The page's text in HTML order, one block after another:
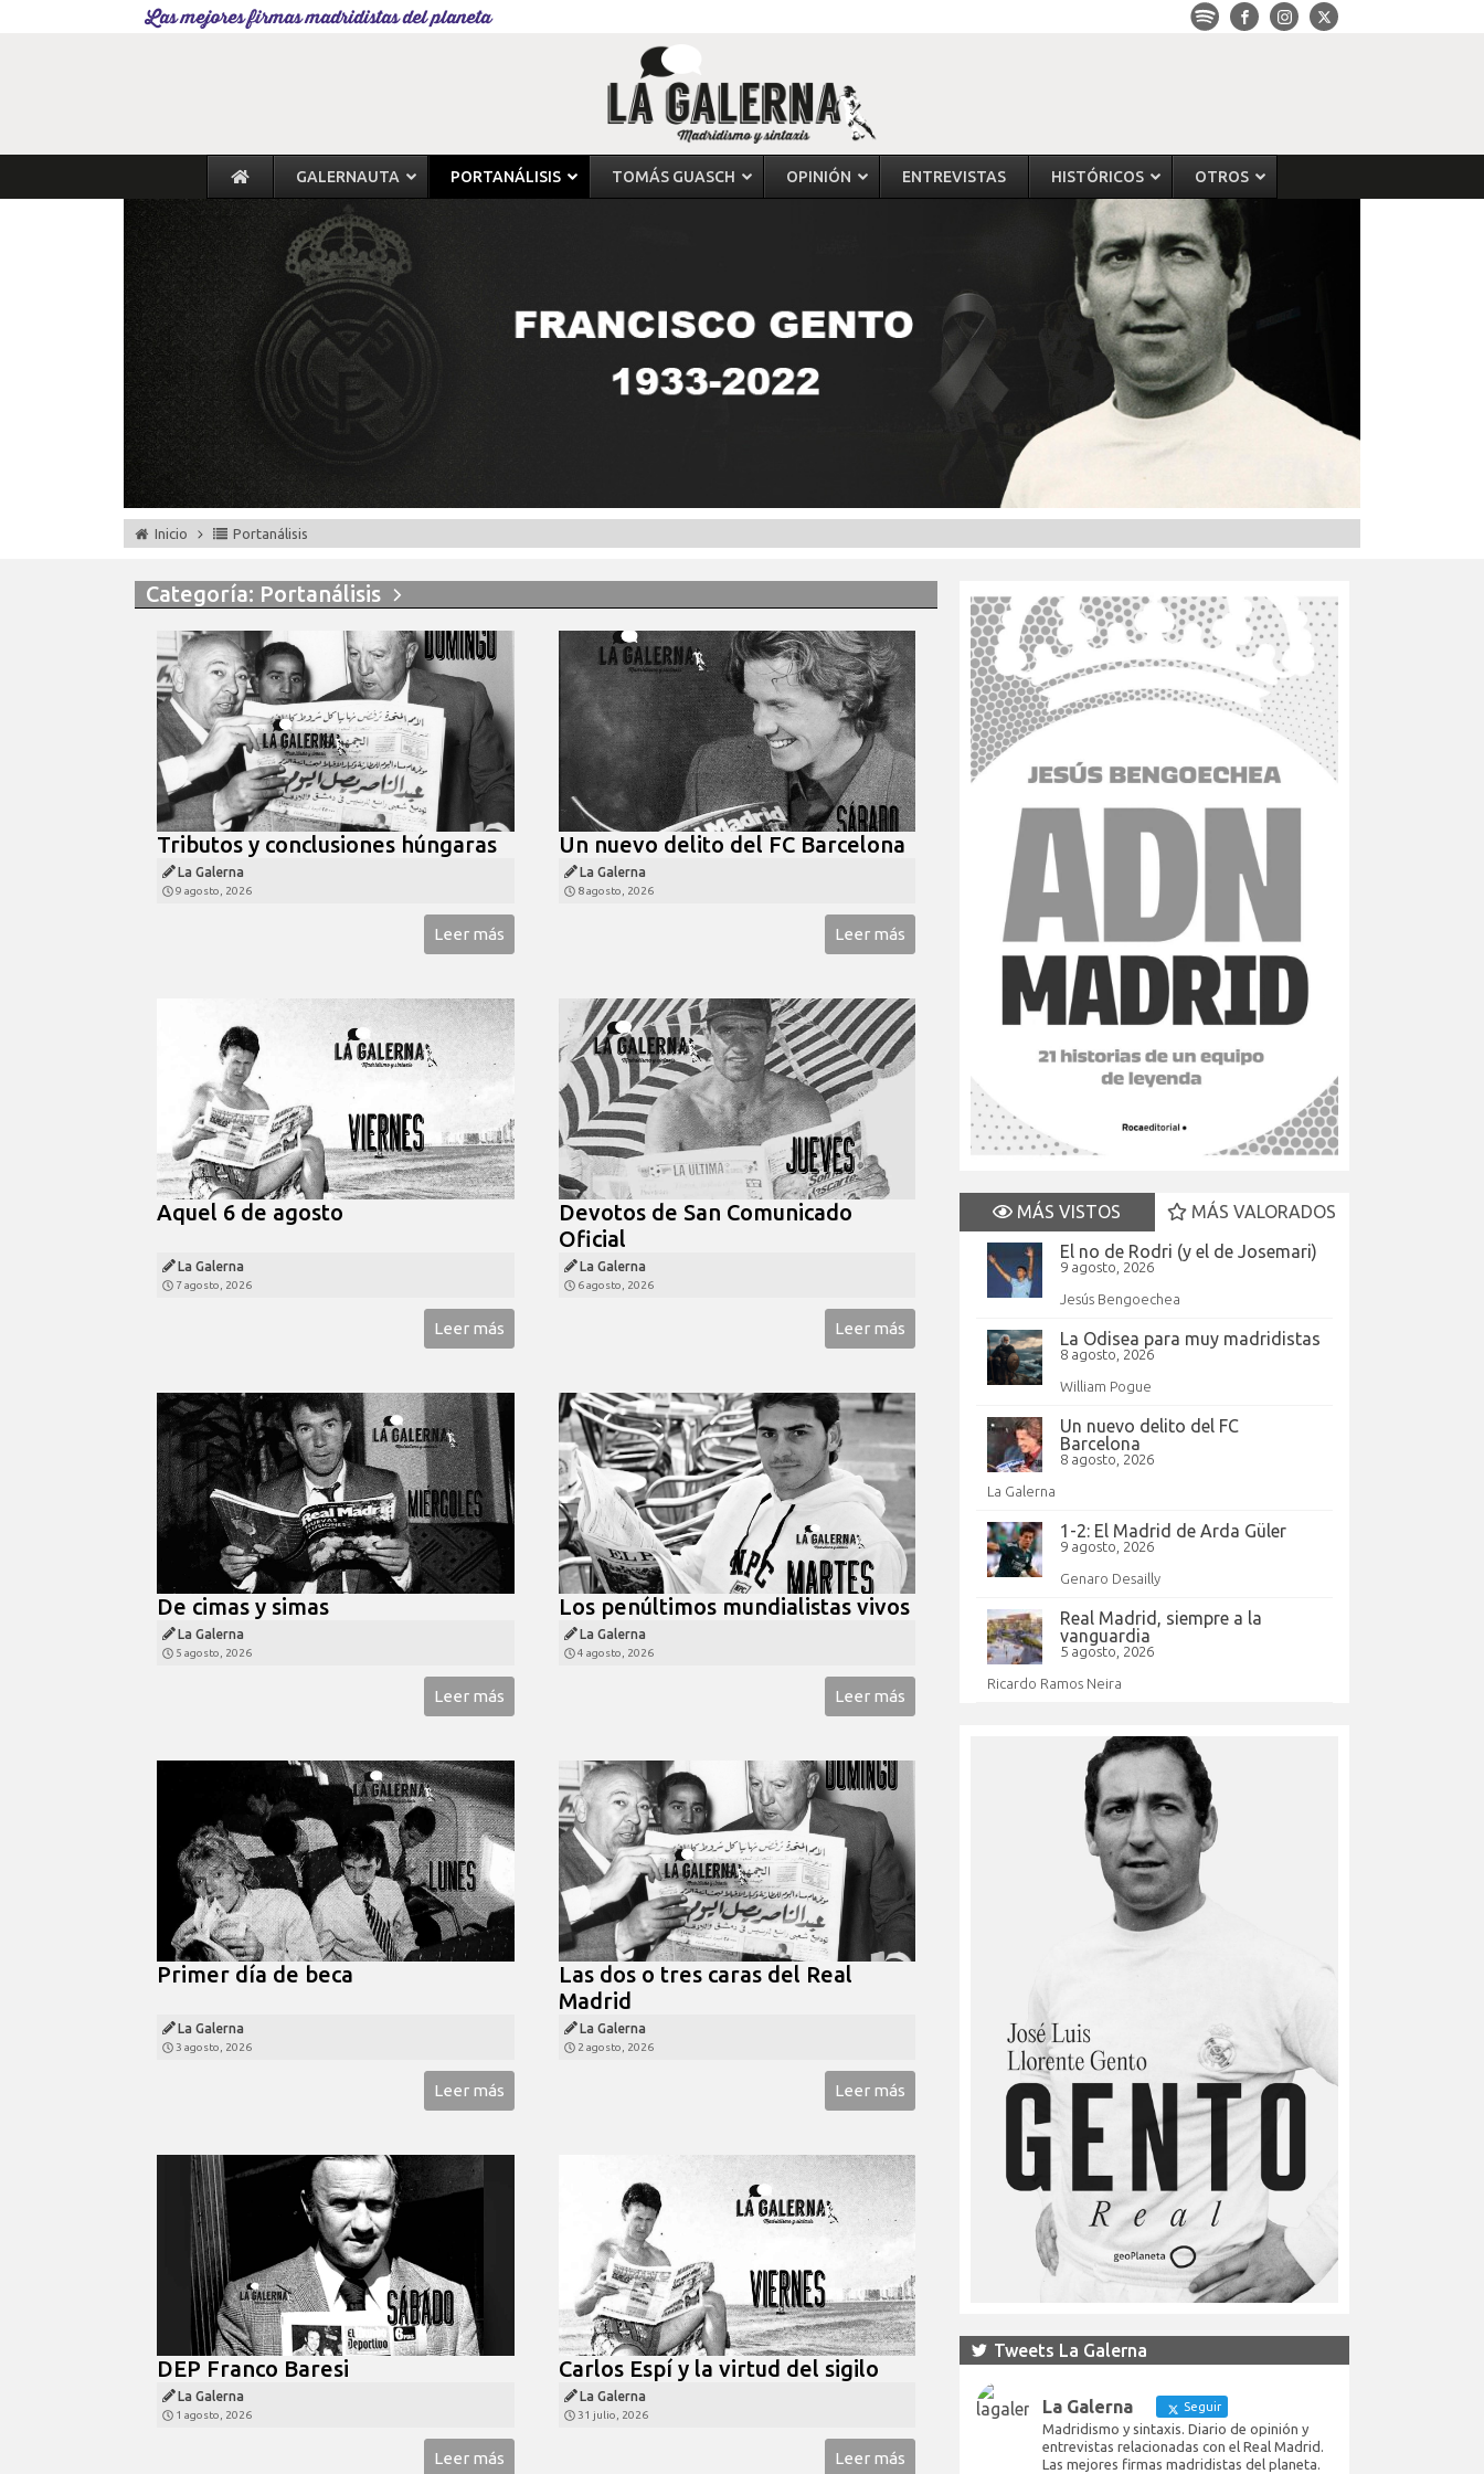
Las mejores firmas madridistas del planeta
GALERNAUTA PORTANÁLISIS TOMÁS GUASCH OPINIÓN ENTREVISTAS HISTÓRICOS OTROS
Inicio Portanálisis
Categoría: Portanálisis
Tributos y conclusiones húngaras
La Galerna
9 agosto, 2026
Leer más
Un nuevo delito del FC Barcelona
La Galerna
8 agosto, 2026
Leer más
Aquel 6 de agosto
La Galerna
7 agosto, 2026
Leer más
Devotos de San Comunicado
Oficial
La Galerna
6 agosto, 2026
Leer más
De cimas y simas
La Galerna
5 agosto, 2026
Leer más
Los penúltimos mundialistas vivos
La Galerna
4 agosto, 2026
Leer más
Primer día de beca
La Galerna
3 agosto, 2026
Leer más
Las dos o tres caras del Real
Madrid
La Galerna
2 agosto, 2026
Leer más
DEP Franco Baresi
La Galerna
1 agosto, 2026
Leer más
Carlos Espí y la virtud del sigilo
La Galerna
31 julio, 2026
Leer más
MÁS VISTOS
MÁS VALORADOS
El no de Rodri (y el de Josemari)
9 agosto, 2026
Jesús Bengoechea
La Odisea para muy madridistas
8 agosto, 2026
William Pogue
Un nuevo delito del FC
Barcelona
8 agosto, 2026
La Galerna
1-2: El Madrid de Arda Güler
9 agosto, 2026
Genaro Desailly
Real Madrid, siempre a la
vanguardia
5 agosto, 2026
Ricardo Ramos Neira
Tweets La Galerna
La Galerna Seguir
Madridismo y sintaxis. Diario de opinión y
entrevistas relacionadas con el Real Madrid.
Las mejores firmas madridistas del planeta.